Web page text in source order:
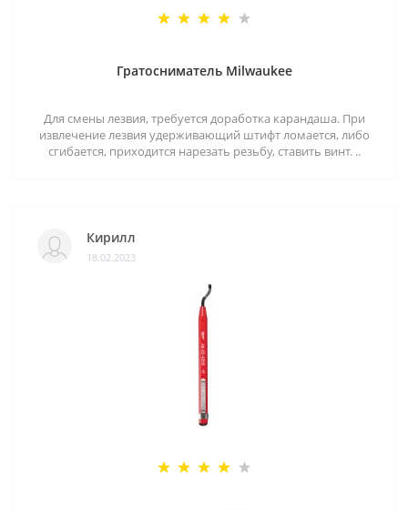
Гратосниматель Milwaukee
Для смены лезвия, требуется доработка карандаша. При
извлечение лезвия удерживающий штифт ломается, либо
сгибается, приходится нарезать резьбу, ставить винт. ..
Кирилл
18.02.2023